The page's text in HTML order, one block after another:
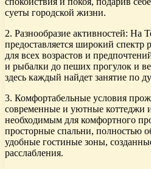
суеты городской жизни.
2. Разнообразие активностей: На
предоставляется широкий спектр
для всех возрастов и
и рыбалки до пеших прогулок и
здесь каждый найдет занятие по
3. Комфортабельные условия
современные и уютные коттеджи
необходимым для комфортного
просторные спальни, полностью
удобные гостиные зоны,
расслабления.